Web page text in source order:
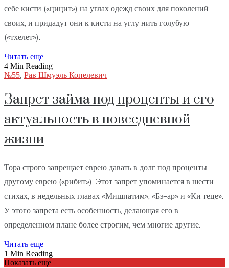
себе кисти («цицит») на углах одежд своих для поколений
своих, и придадут они к кисти на углу нить голубую
(«тхелет»).
Читать еще
4 Min Reading
№55, Рав Шмуэль Копелевич
Запрет займа под проценты и его
актуальность в повседневной
жизни
Тора строго запрещает еврею давать в долг под проценты
другому еврею («рибит»). Этот запрет упоминается в шести
стихах, в недельных главах «Мишпатим», «Бэ-ар» и «Ки теце».
У этого запрета есть особенность, делающая его в
определенном плане более строгим, чем многие другие.
Читать еще
1 Min Reading
Показать еще